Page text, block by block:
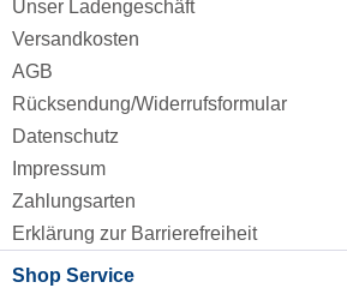
Unser Ladengeschäft
Versandkosten
AGB
Rücksendung/Widerrufsformular
Datenschutz
Impressum
Zahlungsarten
Erklärung zur Barrierefreiheit
Shop Service